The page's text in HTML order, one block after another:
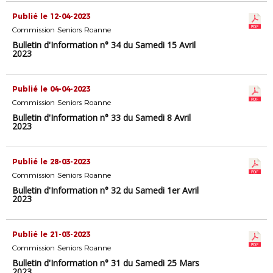
Publié le 12-04-2023
Commission Seniors Roanne
Bulletin d'Information n° 34 du Samedi 15 Avril
2023
Publié le 04-04-2023
Commission Seniors Roanne
Bulletin d'Information n° 33 du Samedi 8 Avril
2023
Publié le 28-03-2023
Commission Seniors Roanne
Bulletin d'Information n° 32 du Samedi 1er Avril
2023
Publié le 21-03-2023
Commission Seniors Roanne
Bulletin d'Information n° 31 du Samedi 25 Mars